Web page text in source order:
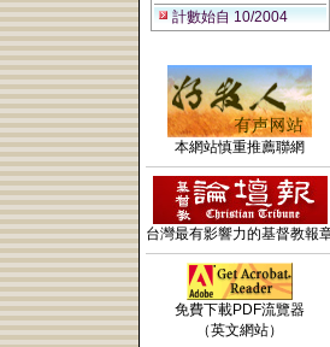
計數始自 10/2004
本網站慎重推薦聯網
台灣最有影響力的基督教報
免費下載PDF流覽器
（英文網站）